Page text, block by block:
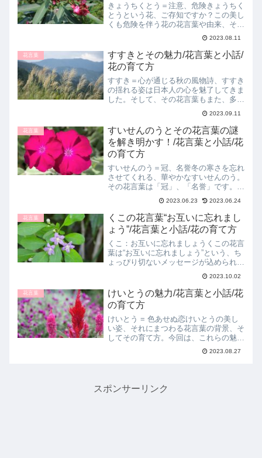
きょうちくとう＝注意、危険きょうちく
とうという花、ご存知ですか？この美し
くも危険を伴う花の花言葉や由来、そし
て心温まる小話まで、今回はきょうちく
とうについてご紹介します。きょうちく
とうの花言葉とその由来きょうちくとう
の花言葉は「注意、危険」...
2023.08.11
花言葉
すすきとその魅力/花言葉と小話/
花の育て方
すすき＝心が通じる秋の風物詩、すすき
の揺れる姿は日本人の心を魅了してきま
した。そして、その花言葉もまた、多く
の人々に深い感動を与えるものです。今
回はすすきの花言葉とその由来、またそ
の育て方についてご紹介します。花言葉
の由来と意味すすきの花言...
2023.09.11
花言葉
すいせんのうとその花言葉の謎
を解き明かす！/花言葉と小話/花
の育て方
すいせんのう＝冠、名誉冬の寒さを忘れ
させてくれる、華やかなすいせんのう。
その花言葉は「冠」、「名誉」です。今
日はこの素敵な花とその花言葉につい
て、深く掘り下げてみましょう。そし
て、最後には心温まる小話をお届けしま
す。すいせんのうとその花言葉...
2023.06.23 2023.06.24
花言葉
くこの花言葉“お互いに忘れまし
ょう”/花言葉と小話/花の育て方
くこ：お互いに忘れましょうくこの花言
葉は“お互いに忘れましょう”という、ち
ょっぴり切ないメッセージが込められて
います。この記事では、くこの花言葉の
由来や意味、花の特徴、育て方、そして
心温まる小話を紹介いたします。くこの
花言葉の由来と解説くこ...
2023.10.02
花言葉
けいとうの魅力/花言葉と小話/花
の育て方
けいとう = 色あせぬ恋けいとうの美し
い姿、それにまつわる花言葉の背景、そ
してその育て方。今回は、これらの魅力
を深く探っていきます。けいとうの花言
葉の由来けいとうの花言葉「色あせぬ
2023.08.27
スポンサーリンク